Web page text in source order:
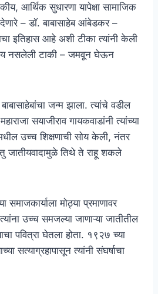
आर्थिक सुधारणा यापेक्षा सामाजिक
– डॉ. बाबासाहेब आंबेडकर –
इतिहास आहे अशी टीका त्यांनी केली
नसलेली टाकी – जमवून घेऊन
जन्म झाला. त्यांचे वडील
सयाजीराव गायकवाडांनी त्यांच्या
उच्च शिक्षणाची सोय केली, नंतर
जातीयवादामुळे तिथे ते राहू शकले
मोठ्या प्रमाणावर
उच्च समजल्या जाणाऱ्या जातीतील
पवित्रा घेतला होता. १९२७ च्या
सत्याग्रहापासून त्यांनी संघर्षाचा